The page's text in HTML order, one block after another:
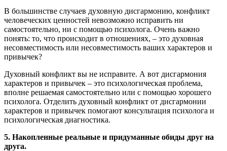
В большинстве случаев духовную дисгармонию, конфликт
человеческих ценностей невозможно исправить ни
самостоятельно, ни с помощью психолога. Очень важно
понять: то, что происходит в отношениях, – это духовная
несовместимость или несовместимость ваших характеров и
привычек?
Духовный конфликт вы не исправите. А вот дисгармония
характеров и привычек – это психологическая проблема,
вполне решаемая самостоятельно или с помощью хорошего
психолога. Отделить духовный конфликт от дисгармонии
характеров и привычек помогают консультация психолога и
психологическая диагностика.
5. Накопленные реальные и придуманные обиды друг на
друга.